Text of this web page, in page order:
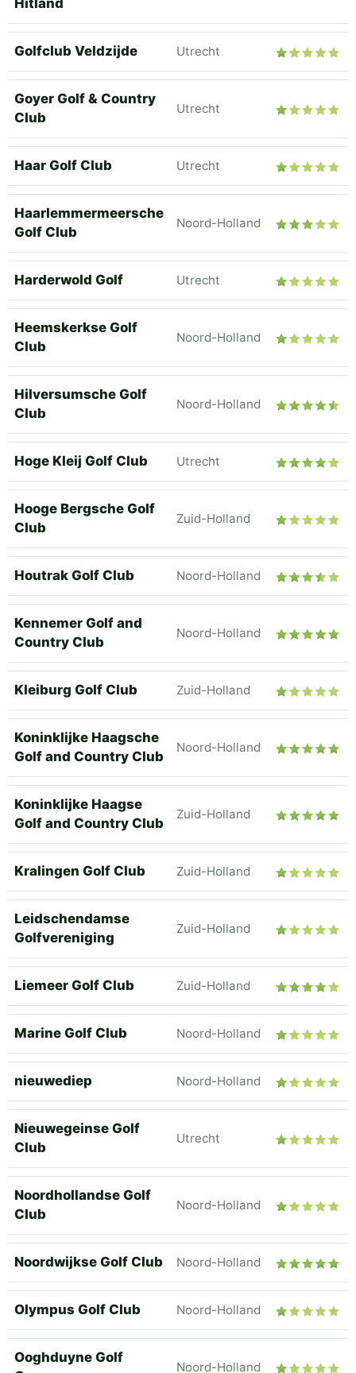
Hitland
Golfclub Veldzijde Utrecht
Goyer Golf & Country
Club
Utrecht
Haar Golf Club Utrecht
Haarlemmermeersche
Golf Club
Noord-Holland
Harderwold Golf Utrecht
Heemskerkse Golf
Club
Noord-Holland
Hilversumsche Golf
Club
Noord-Holland
Hoge Kleij Golf Club Utrecht
Hooge Bergsche Golf
Club
Zuid-Holland
Houtrak Golf Club Noord-Holland
Kennemer Golf and
Country Club
Noord-Holland
Kleiburg Golf Club Zuid-Holland
Koninklijke Haagsche
Golf and Country Club
Noord-Holland
Koninklijke Haagse
Golf and Country Club
Zuid-Holland
Kralingen Golf Club Zuid-Holland
Leidschendamse
Golfvereniging
Zuid-Holland
Liemeer Golf Club Zuid-Holland
Marine Golf Club Noord-Holland
nieuwediep Noord-Holland
Nieuwegeinse Golf
Club
Utrecht
Noordhollandse Golf
Club
Noord-Holland
Noordwijkse Golf Club Noord-Holland
Olympus Golf Club Noord-Holland
Ooghduyne Golf
Noord-Holland